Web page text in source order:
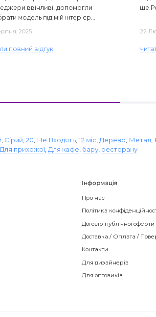
ввічливі, допомогли
модель під мій інтер’єр...
2025
повний відгук
22
, Сірий,20, Не Входять,12 міс,Дерево, Метал,
Для прихожої,Для кафе, бару, ресторану
Інформація
Про нас
Політика
Договір публічної оферти
Доставка / Оплата /
Контакти
Для дизайнерів
Для оптовиків